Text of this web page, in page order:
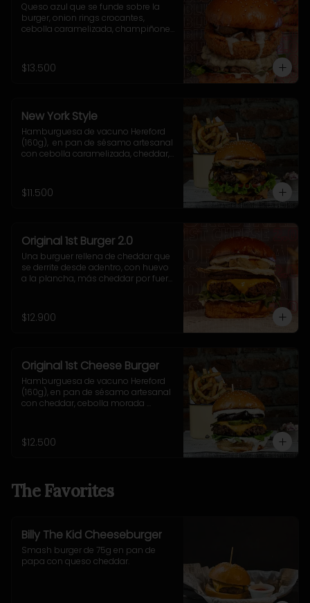
Queso azul que se funde sobre la
burger, onion rings crocantes,
cebolla caramelizada, champiñones
la cabeza.
$13.500
New York Style
Hamburguesa de vacuno Hereford
(160g),  en pan de sésamo artesanal
con cebolla caramelizada, cheddar,
elección.
$11.500
Original 1st Burger 2.0
Una burguer rellena de cheddar que
se derrite desde adentro, con huevo
a la plancha, más cheddar por fuera,
adictiva salsa Fletch.  Blue Cheese
2.0
$12.900
Original 1st Cheese Burger
Hamburguesa de vacuno Hereford
(160g), en pan de sésamo artesanal
con cheddar, cebolla morada
acompañamiento a elección.
$12.500
The Favorites
Billy The Kid Cheeseburger
Smash burger de 75g en pan de
papa con queso cheddar.